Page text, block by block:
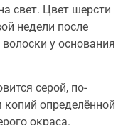
свет. Цвет шерсти
недели после
у основания
серой, по-
определённой
окраса.